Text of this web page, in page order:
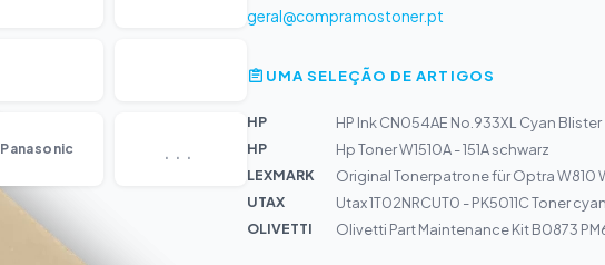
Panasonic ...
geral@compramostoner.pt
UMA SELEÇÃO DE ARTIGOS
HP
HP Ink CN054AE No.933XL Cyan Blister
HP
Hp Toner W1510A - 151A schwarz
LEXMARK
Original Tonerpatrone für Optra W810
UTAX
Utax 1T02NRCUT0 - PK5011C Toner cyan
OLIVETTI
Olivetti Part Maintenance Kit B0873